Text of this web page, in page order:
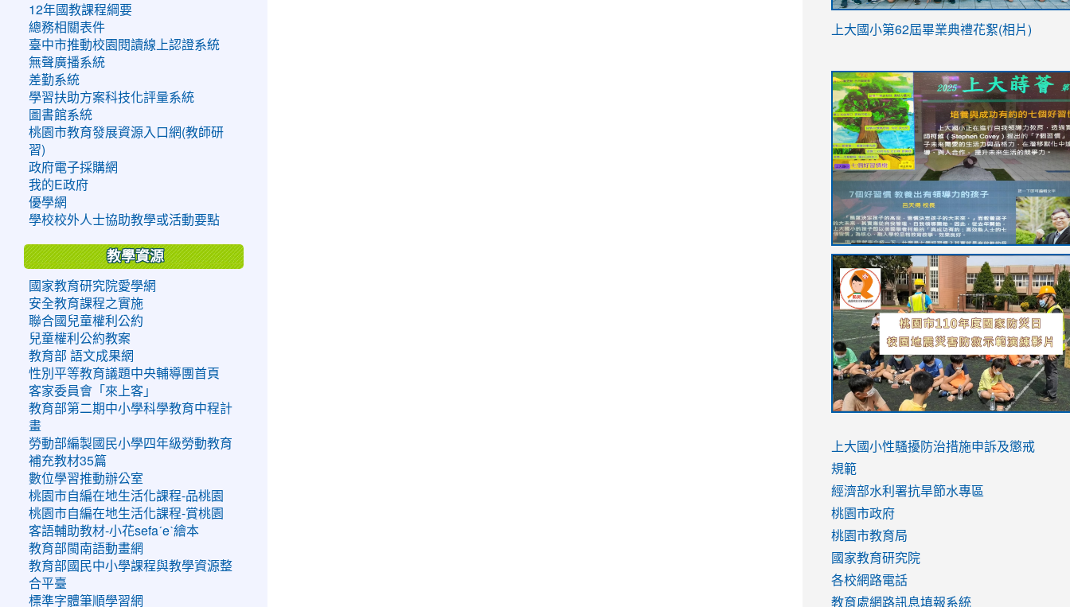
12年國教課程綱要
總務相關表件
臺中市推動校園閱讀線上認證系統
無聲廣播系統
差勤系統
學習扶助方案科技化評量系統
圖書館系統
桃園市教育發展資源入口網(教師研
習)
政府電子採購網
我的E政府
優學網
學校校外人士協助教學或活動要點
教學資源
國家教育研究院愛學網
安全教育課程之實施
聯合國兒童權利公約
兒童權利公約教案
教育部 語文成果網
性別平等教育議題中央輔導團首頁
客家委員會「來上客」
教育部第二期中小學科學教育中程計
畫
勞動部編製國民小學四年級勞動教育
補充教材35篇
數位學習推動辦公室
桃園市自編在地生活化課程-品桃園
桃園市自編在地生活化課程-賞桃園
客語輔助教材-小花sefaˊeˋ繪本
教育部閩南語動畫網
教育部國民中小學課程與教學資源整
合平臺
標準字體筆順學習網
link
YfDQppRvyMk686kIw6SBbssEIZ6WnT/
usp=sharing
上大國小第62屆畢業典禮花絮(相片)
to
https://drive.google.com/file/d/1I-
YfDQppRvyMk686kIw6SBbssEIZ6WnT/
usp=sharing
to
https://sites.google.com/stes.tyc.edu.tw/
link
to
https://sites.google.com/stes.tyc.edu.tw/
link
to
https://drive.google.com/file/d/
usp=sharing
link
to
https://youtu.be/jJOMVWY3-
8M
link
to
https://drive.google.com/file/d/
usp=sharing
to
https://www.youtube.com/watch?
v=hC_gdZndU9s
to
https://www.youtube.com/watch?
v=hC_gdZndU9s
link
to
https://www.youtube.com/watch?
v=mfpNykQ0g4M
上大國小性騷擾防治措施申訴及懲戒
規範
經濟部水利署抗旱節水專區
桃園市政府
桃園市教育局
國家教育研究院
各校網路電話
教育處網路訊息填報系統